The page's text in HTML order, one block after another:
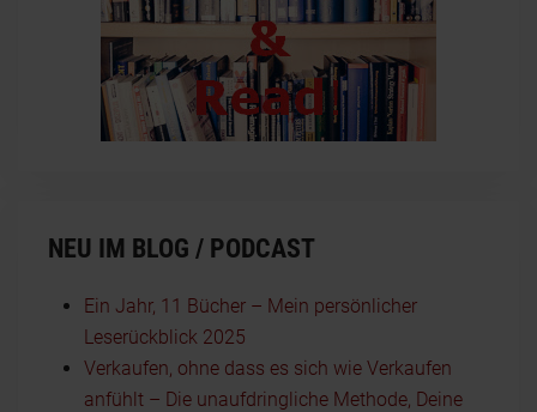
NEU IM BLOG / PODCAST
Ein Jahr, 11 Bücher – Mein persönlicher
Leserückblick 2025
Verkaufen, ohne dass es sich wie Verkaufen
anfühlt – Die unaufdringliche Methode, Deine